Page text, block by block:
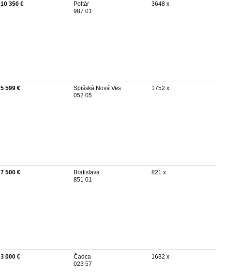
10 350 €
Poltár
987 01
3648 x
5 599 €
Spišská Nová Ves
052 05
1752 x
7 500 €
Bratislava
851 01
821 x
3 000 €
Čadca
023 57
1632 x